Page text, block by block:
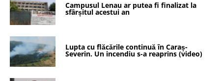
Campusul Lenau ar putea fi finalizat la
sfârșitul acestui an
Lupta cu flăcările continuă în Caraș-
Severin. Un incendiu s-a reaprins (video)